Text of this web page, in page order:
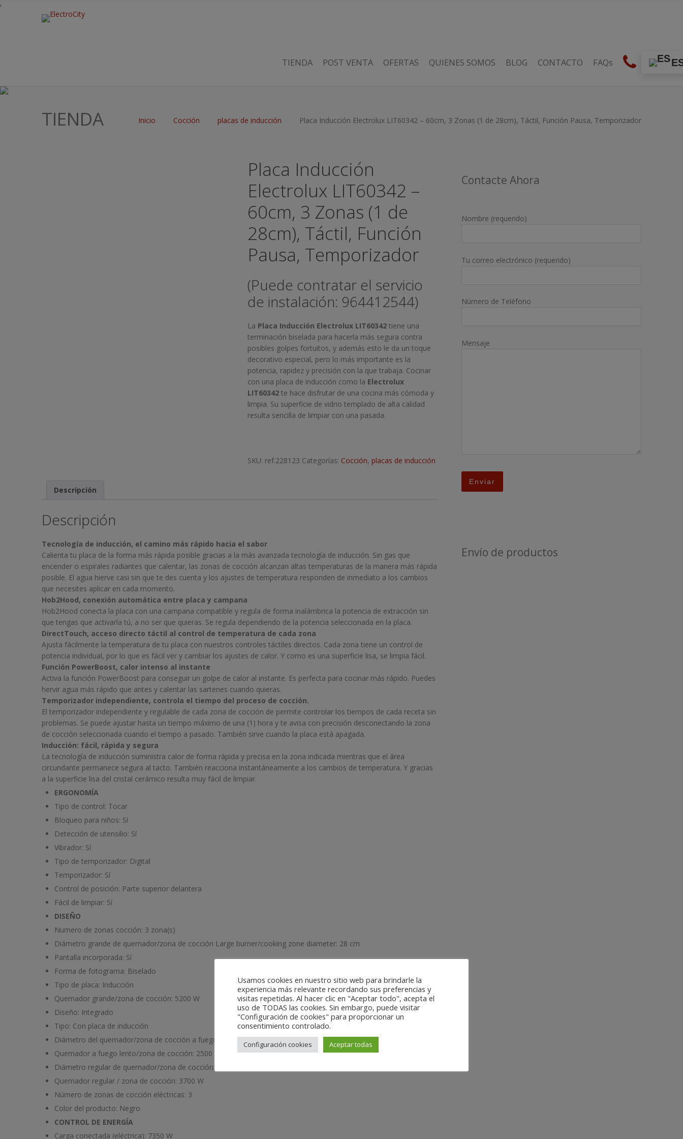
TIENDA POST VENTA OFERTAS QUIENES SOMOS BLOG CONTACTO FAQs
TIENDA Inicio Cocción placas de inducción Placa Inducción Electrolux LIT60342 – 60cm, 3 Zonas (1 de 28cm), Táctil, Función Pausa, Temporizador
Placa Inducción
Electrolux LIT60342 –
60cm, 3 Zonas (1 de
28cm), Táctil, Función
Pausa, Temporizador
(Puede contratar el servicio
de instalación: 964412544)
La Placa Inducción Electrolux LIT60342tiene una
terminación biselada para hacerla más segura contra
posibles golpes fortuitos, y además esto le da un toque
decorativo especial, pero lo más importante es la
potencia, rapidez y precisión con la que trabaja. Cocinar
con una placa de inducción como la Electrolux
LIT60342te hace disfrutar de una cocina más cómoda y
limpia. Su superficie de vidrio templado de alta calidad
resulta sencilla de limpiar con una pasada.
SKU: ref.228123 Categorías: Cocción, placas de inducción
Descripción
Descripción
Tecnología de inducción, el camino más rápido hacia el sabor
Calienta tu placa de la forma más rápida posible gracias a la más avanzada tecnología de inducción. Sin gas que
encender o espirales radiantes que calentar, las zonas de cocción alcanzan altas temperaturas de la manera más rápida
posible. El agua hierve casi sin que te des cuenta y los ajustes de temperatura responden de inmediato a los cambios
que necesites aplicar en cada momento.
Hob2Hood, conexión automática entre placa y campana
Hob2Hood conecta la placa con una campana compatible y regula de forma inalámbrica la potencia de extracción sin
que tengas que activarla tú, a no ser que quieras. Se regula dependiendo de la potencia seleccionada en la placa.
DirectTouch, acceso directo táctil al control de temperatura de cada zona
Ajusta fácilmente la temperatura de tu placa con nuestros controles táctiles directos. Cada zona tiene un control de
potencia individual, por lo que es fácil ver y cambiar los ajustes de calor. Y como es una superficie lisa, se limpia fácil.
Función PowerBoost, calor intenso al instante
Activa la función PowerBoost para conseguir un golpe de calor al instante. Es perfecta para cocinar más rápido. Puedes
hervir agua más rápido que antes y calentar las sartenes cuando quieras.
Temporizador independiente, controla el tiempo del proceso de cocción.
El temporizador independiente y regulable de cada zona de cocción de permite controlar los tiempos de cada receta sin
problemas. Se puede ajustar hasta un tiempo máximo de una (1) hora y te avisa con precisión desconectando la zona
de cocción seleccionada cuando el tiempo a pasado. También sirve cuando la placa está apagada.
Inducción: fácil, rápida y segura
La tecnología de inducción suministra calor de forma rápida y precisa en la zona indicada mientras que el área
circundante permanece segura al tacto. También reacciona instantáneamente a los cambios de temperatura. Y gracias
a la superficie lisa del cristal cerámico resulta muy fácil de limpiar.
ERGONOMÍA
Tipo de control: Tocar
Bloqueo para niños: Sí
Detección de utensilio: Sí
Vibrador: Sí
Tipo de temporizador: Digital
Temporizador: Sí
Control de posición: Parte superior delantera
Fácil de limpiar: Sí
DISEÑO
Numero de zonas cocción: 3 zona(s)
Diámetro grande de quemador/zona de cocción Large burner/cooking zone diameter: 28 cm
Pantalla incorporada: Sí
Forma de fotograma: Biselado
Tipo de placa: Inducción
Quemador grande/zona de cocción: 5200 W
Diseño: Integrado
Tipo: Con placa de inducción
Diámetro del quemador/zona de cocción a fuego lento:14,5 cm
Quemador a fuego lento/zona de cocción: 2500 W
Diámetro regular de quemador/zona de cocción:
Quemador regular / zona de cocción: 3700 W
Número de zonas de cocción eléctricas: 3
Color del producto: Negro
CONTROL DE ENERGÍA
Carga conectada (eléctrica): 7350 W
Contacte Ahora
Nombre (requerido)
Tu correo electrónico (requerido)
Número de Teléfono
Mensaje
Envío de productos
Usamos cookies en nuestro sitio web para brindarle la
experiencia más relevante recordando sus preferencias y
visitas repetidas. Al hacer clic en "Aceptar todo", acepta el
uso de TODAS las cookies. Sin embargo, puede visitar
"Configuración de cookies" para proporcionar un
consentimiento controlado.
Configuración cookies Aceptar todas